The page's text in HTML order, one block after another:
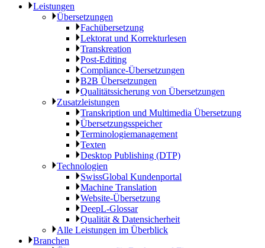
Leistungen
Übersetzungen
Fachübersetzung
Lektorat und Korrekturlesen
Transkreation
Post-Editing
Compliance-Übersetzungen
B2B Übersetzungen
Qualitätssicherung von Übersetzungen
Zusatzleistungen
Transkription und Multimedia Übersetzung
Übersetzungsspeicher
Terminologiemanagement
Texten
Desktop Publishing (DTP)
Technologien
SwissGlobal Kundenportal
Machine Translation
Website-Übersetzung
DeepL-Glossar
Qualität & Datensicherheit
Alle Leistungen im Überblick
Branchen